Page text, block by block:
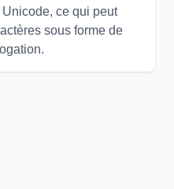
ce qui peut
sous forme de